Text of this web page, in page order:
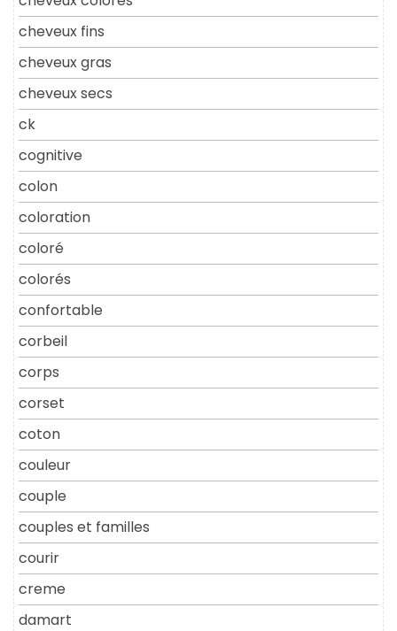
cheveux fins
cheveux gras
cheveux secs
ck
cognitive
colon
coloration
coloré
colorés
confortable
corbeil
corps
corset
coton
couleur
couple
couples et familles
courir
creme
damart